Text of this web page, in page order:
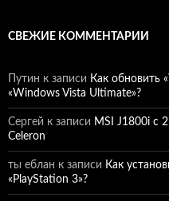
СВЕЖИЕ КОММЕНТАРИИ
Путин к записи Как обновить
«Windows Vista Ultimate»?
Сергей к записи MSI J1800i с
Celeron
ты еблан к записи Как
«PlayStation 3»?